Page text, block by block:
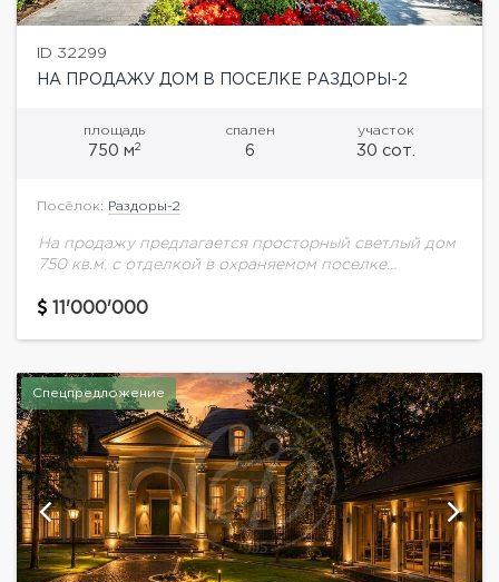
ID 32299
НА ПРОДАЖУ ДОМ В ПОСЕЛКЕ РАЗДОРЫ-2
площадь
750 м2
спален
6
участок
30 сот.
Посёлок: Раздоры-2
На продажу предлагается просторный светлый дом
750 кв.м. с отделкой в охраняемом поселке
комфортабельные коттеджи в английском стиле,
11'000'000
Спецпредложение